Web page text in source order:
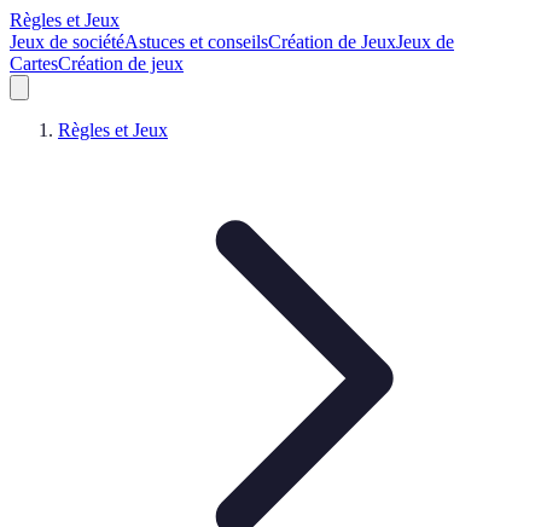
Règles et Jeux
Jeux de sociétéAstuces et conseilsCréation de JeuxJeux de
CartesCréation de jeux
Règles et Jeux